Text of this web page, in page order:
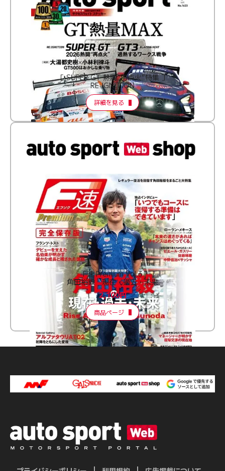
［ SUPER GT 熱闘“再点火”特集 ］
RE:IGNITION
詳細を見る
F速 Premium Vol.3
角田裕毅 現在・過去・未来
2,100円
商品ページ